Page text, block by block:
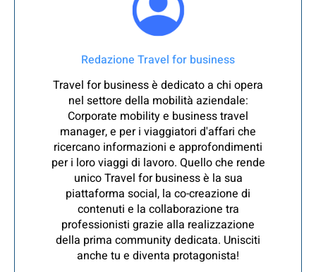
Redazione Travel for business
Travel for business è dedicato a chi opera
nel settore della mobilità aziendale:
Corporate mobility e business travel
manager, e per i viaggiatori d'affari che
ricercano informazioni e approfondimenti
per i loro viaggi di lavoro. Quello che rende
unico Travel for business è la sua
piattaforma social, la co-creazione di
contenuti e la collaborazione tra
professionisti grazie alla realizzazione
della prima community dedicata. Unisciti
anche tu e diventa protagonista!